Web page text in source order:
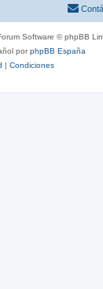
Software © phpBB
porphpBB España
| Condiciones